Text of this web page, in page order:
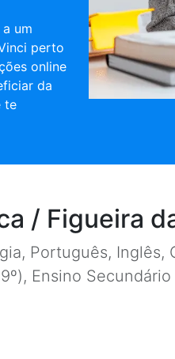
um
perto
online
da
te
/ Figueira
Português,
Ensino